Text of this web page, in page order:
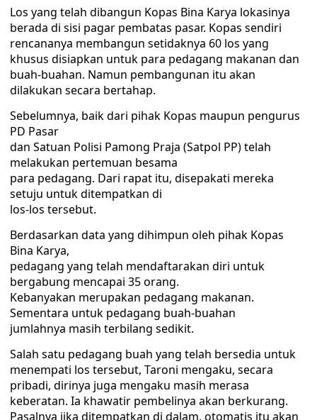
Los yang telah dibangun Kopas Bina Karya lokasinya
berada di sisi pagar pembatas pasar. Kopas sendiri
rencananya membangun setidaknya 60 los yang
khusus disiapkan untuk para pedagang makanan dan
buah-buahan. Namun pembangunan itu akan
dilakukan secara bertahap.
Sebelumnya, baik dari pihak Kopas maupun pengurus
PD Pasar
dan Satuan Polisi Pamong Praja (Satpol PP) telah
melakukan pertemuan besama
para pedagang. Dari rapat itu, disepakati mereka
setuju untuk ditempatkan di
los-los tersebut.
Berdasarkan data yang dihimpun oleh pihak Kopas
Bina Karya,
pedagang yang telah mendaftarakan diri untuk
bergabung mencapai 35 orang.
Kebanyakan merupakan pedagang makanan.
Sementara untuk pedagang buah-buahan
jumlahnya masih terbilang sedikit.
Salah satu pedagang buah yang telah bersedia untuk
menempati los tersebut, Taroni mengaku, secara
pribadi, dirinya juga mengaku masih merasa
keberatan. Ia khawatir pembelinya akan berkurang.
Pasalnya jika ditempatkan di dalam, otomatis itu akan